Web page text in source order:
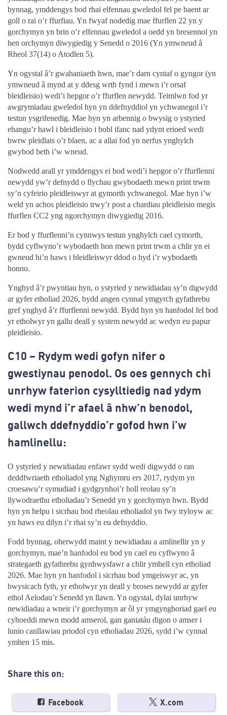
bynnag, ymddengys bod rhai elfennau gweledol fel pe baent ar
goll o rai o’r ffurfiau. Yn fwyaf nodedig mae ffurflen 22 yn y
gorchymyn yn brin o’r elfennau gweledol a oedd yn bresennol yn
hen orchymyn diwygiedig y Senedd o 2016 (Yn ymwneud â
Rheol 37(14) o Atodlen 5).
Yn ogystal â’r gwahaniaeth hwn, mae’r darn cyntaf o gyngor (yn
ymwneud â mynd at y ddesg wrth fynd i mewn i’r orsaf
bleidleisio) wedi’i hepgor o’r ffurflen newydd. Teimlwn fod yr
awgrymiadau gweledol hyn yn ddefnyddiol yn ychwanegol i’r
testun ysgrifenedig. Mae hyn yn arbennig o bwysig o ystyried
ehangu’r hawl i bleidleisio i bobl ifanc nad ydynt erioed wedi
bwrw pleidlais o’r blaen, ac a allai fod yn nerfus ynghylch
gwybod beth i’w wneud.
Nodwedd arall yr ymddengys ei bod wedi’i hepgor o’r ffurflenni
newydd yw’r defnydd o flychau gwybodaeth mewn print trwm
sy’n cyfeirio pleidleiswyr at gymorth ychwanegol. Mae hyn i’w
weld yn achos pleidleisio trwy’r post a chardiau pleidleisio megis
ffurflen CC2 yng ngorchymyn diwygiedig 2016.
Er bod y ffurflenni’n cynnwys testun ynghylch cael cymorth,
bydd cyflwyno’r wybodaeth hon mewn print trwm a chlir yn ei
gwneud hi’n haws i bleidleiswyr ddod o hyd i’r wybodaeth
honno.
Ynghyd â’r pwyntiau hyn, o ystyried y newidiadau sy’n digwydd
ar gyfer etholiad 2026, bydd angen cynnal ymgyrch gyfathrebu
gref ynghyd â’r ffurflenni newydd. Bydd hyn yn hanfodol fel bod
yr etholwyr yn gallu deall y system newydd ac wedyn eu papur
pleidleisio.
C10 – Rydym wedi gofyn nifer o
gwestiynau penodol. Os oes gennych chi
unrhyw faterion cysylltiedig nad ydym
wedi mynd i’r afael â nhw’n benodol,
gallwch ddefnyddio’r gofod hwn i’w
hamlinellu:
O ystyried y newidiadau enfawr sydd wedi digwydd o ran
deddfwriaeth etholiadol yng Nghymru ers 2017, rydym yn
croesawu’r symudiad i gydgrynhoi’r holl reolau sy’n
llywodraethu etholiadau’r Senedd yn y gorchymyn hwn. Bydd
hyn yn helpu i sicrhau bod rheolau etholiadol yn fwy tryloyw ac
yn haws eu dilyn i’r rhai sy’n eu defnyddio.
Fodd bynnag, oherwydd maint y newidiadau a amlinellir yn y
gorchymyn, mae’n hanfodol eu bod yn cael eu cyflwyno â
strategaeth gyfathrebu gynhwysfawr a chlir ymhell cyn etholiad
2026. Mae hyn yn hanfodol i sicrhau bod ymgeiswyr ac, yn
bwysicach fyth, yr etholwyr yn deall y broses newydd ar gyfer
ethol Aelodau’r Senedd yn llawn. Yn ogystal, dylai unrhyw
newidiadau a wneir i’r gorchymyn ar ôl yr ymgynghoriad gael eu
cyhoeddi mewn modd amserol, gan ganiatáu digon o amser i
lunio canllawiau priodol cyn etholiadau 2026, sydd i’w cynnal
ymhen 15 mis.
Share this on:
Facebook X.com